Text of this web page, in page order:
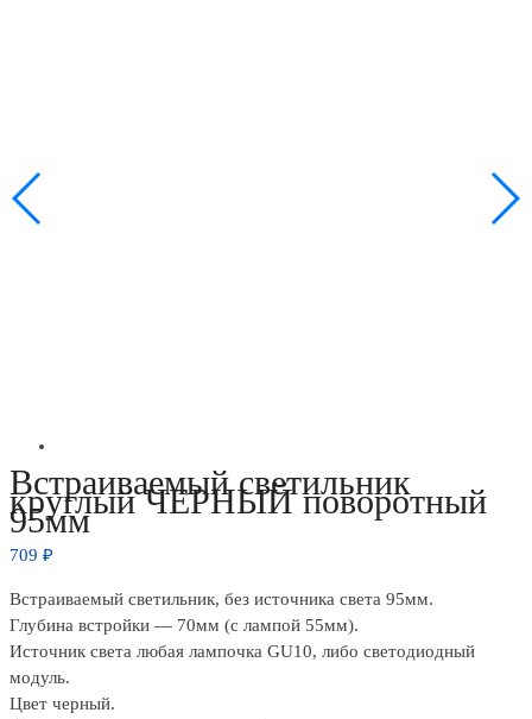
Встраиваемый светильник
круглый ЧЕРНЫЙ поворотный
95мм
709 ₽
Встраиваемый светильник, без источника света 95мм.
Глубина встройки — 70мм (с лампой 55мм).
Источник света любая лампочка GU10, либо светодиодный
модуль.
Цвет черный.